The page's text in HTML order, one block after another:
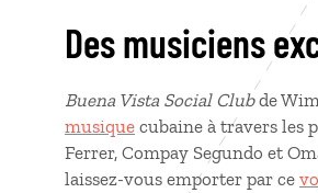
Des musiciens
Buena Vista Social Clubde
musique cubaine à travers les
Ferrer, Compay Segundo et
laissez-vous emporter par ce